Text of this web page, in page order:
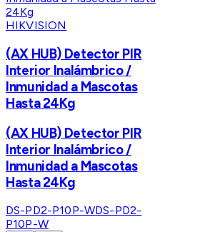
HIKVISION
(AX HUB) Detector PIR
Interior Inalámbrico /
Inmunidad a Mascotas
Hasta 24Kg
(AX HUB) Detector PIR
Interior Inalámbrico /
Inmunidad a Mascotas
Hasta 24Kg
DS-PD2-P10P-WDS-PD2-
P10P-W